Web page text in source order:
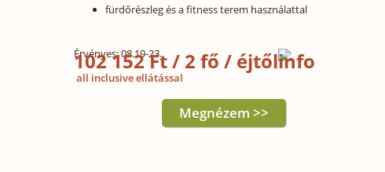
fürdőrészleg és a fitness terem használattal
Érvényes: 08.19-23.
102 152 Ft / 2 fő / éjtől
all inclusive ellátással
Megnézem >>